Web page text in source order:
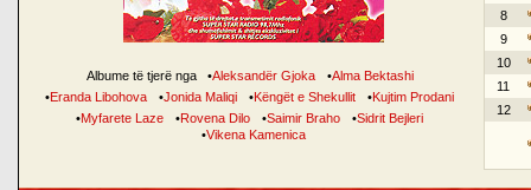
Albume të tjerë nga •Aleksandër Gjoka •Alma Bektashi
•Eranda Libohova •Jonida Maliqi •Këngët e Shekullit •Kujtim Prodani
•Myfarete Laze •Rovena Dilo •Saimir Braho •Sidrit Bejleri
•Vikena Kamenica
8
9
10
11
12